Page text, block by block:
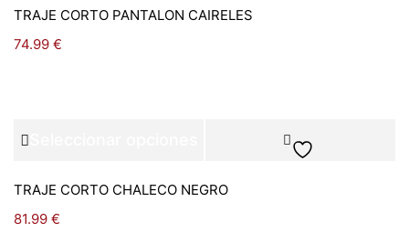
TRAJE CORTO PANTALON CAIRELES
74.99 €
TRAJE CORTO CHALECO NEGRO
81.99 €